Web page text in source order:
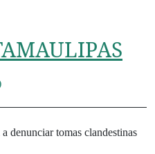
denunciar tomas clandestinas